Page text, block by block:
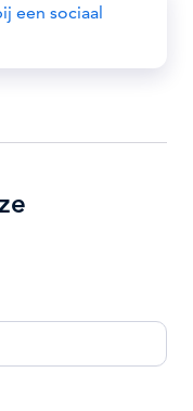
een sociaal